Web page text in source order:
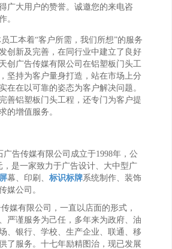
广大用户的赞誉。诚邀您的来电咨
。
工本着“客户所需，我们所想”的服务
创新及完善，在同行业中建立了良好
创广告传媒有限公司在铝塑板门头工
坚持为客户量身打造，站在市场上分
在在以可靠的姿态为客户解决问题。
善铝塑板门头工程，还专门为客户提
的增值服务。
广告传媒有限公司成立于1998年，公
，是一家致力于广告设计、大中型广
幕、印刷、标识标牌系统制作、装饰
媒公司。
媒有限公司，一直以店面的形式，
严谨服务为己任，多年来为政府、油
、银行、学校、生产企业、联通、移
了服务。十七年励精图治，现已发展